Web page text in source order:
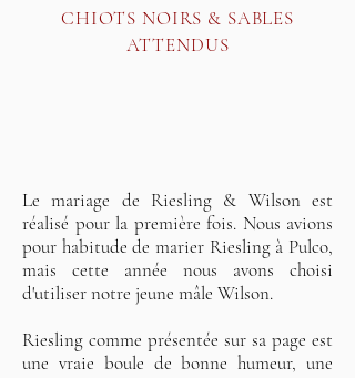
CHIOTS NOIRS & SABLES
ATTENDUS
Le mariage de Riesling & Wilson est
réalisé pour la première fois. Nous avions
pour habitude de marier Riesling à Pulco,
mais cette année nous avons choisi
d'utiliser notre jeune mâle Wilson.
Riesling comme présentée sur sa page est
une vraie boule de bonne humeur, une